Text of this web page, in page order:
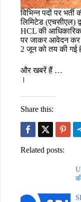
विभिन्न पदों पर
लिमिटेड (एचसीएल)
HCL की
पर जाकर आवेदन
2 जून को तय की गई
और खबरें हैं …
।
Share this:
Related posts: